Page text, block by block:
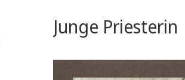
Junge Priesterin